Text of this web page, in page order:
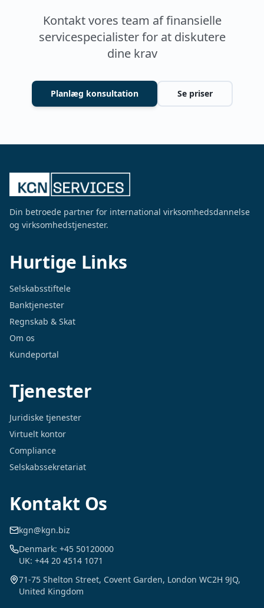
Kontakt vores team af finansielle
servicespecialister for at diskutere
dine krav
Planlæg konsultation Se priser
Din betroede partner for international virksomhedsdannelse
og virksomhedstjenester.
Hurtige Links
Selskabsstiftele
Banktjenester
Regnskab & Skat
Om os
Kundeportal
Tjenester
Juridiske tjenester
Virtuelt kontor
Compliance
Selskabssekretariat
Kontakt Os
kgn@kgn.biz
Denmark: +45 50120000
UK: +44 20 4514 1071
71-75 Shelton Street, Covent Garden, London WC2H 9JQ,
United Kingdom